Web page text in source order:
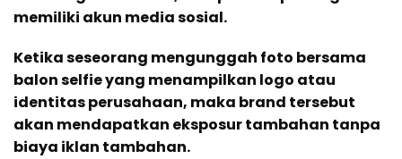
memiliki akun media sosial.
Ketika seseorang mengunggah foto bersama
balon selfie yang menampilkan logo atau
identitas perusahaan, maka brand tersebut
akan mendapatkan eksposur tambahan tanpa
biaya iklan tambahan.